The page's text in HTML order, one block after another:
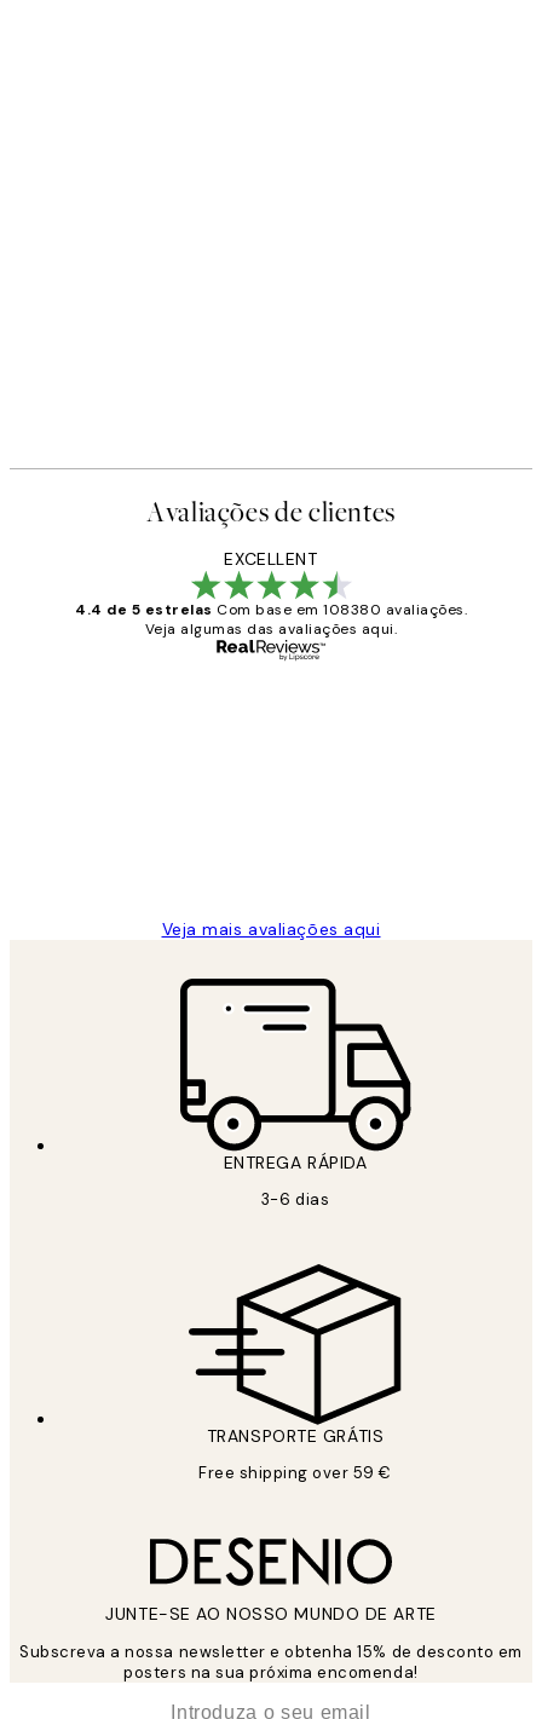
Avaliações de clientes
EXCELLENT
4.4 de 5 estrelas Com base em 108380 avaliações.
Veja algumas das avaliações aqui.
Veja mais avaliações aqui
ENTREGA RÁPIDA
3-6 dias
TRANSPORTE GRÁTIS
Free shipping over 59 €
JUNTE-SE AO NOSSO MUNDO DE ARTE
Subscreva a nossa newsletter e obtenha 15% de desconto em
posters na sua próxima encomenda!